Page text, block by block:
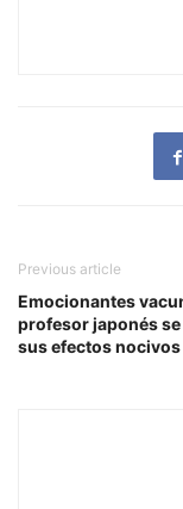
Previous article
Emocionantes
profesor japonés
sus efectos nocivos